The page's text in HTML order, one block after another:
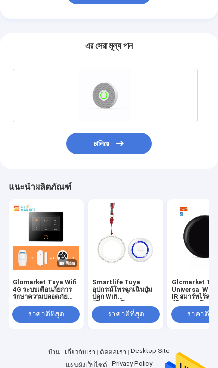
এর সেরা মূল্য পান
চালিয়ে
แนะนำผลิตภัณฑ์
Glomarket Tuya Wifi
4G ระบบเตือนภัยการ
รักษาความปลอดภัย
สร้างขึ้นในไซเรน
ราคาดีที่สุด
Smartlife Tuya
อุปกรณ์โทรฉุกเฉินปุ่ม
ปลุก Wifi
Panic สำหรับผู้สูงอายุ
ราคาดีที่สุด
Glomarket
Universal WiFi
IR สมาร์ทไร้สาย
ร่วมกับ Google
สำหรับบ้านอัจฉ
ราคาดีที่
บ้าน เกี่ยวกับเรา ติดต่อเรา
Desktop Site
แผนผังเว็บไซต์
Privacy Policy